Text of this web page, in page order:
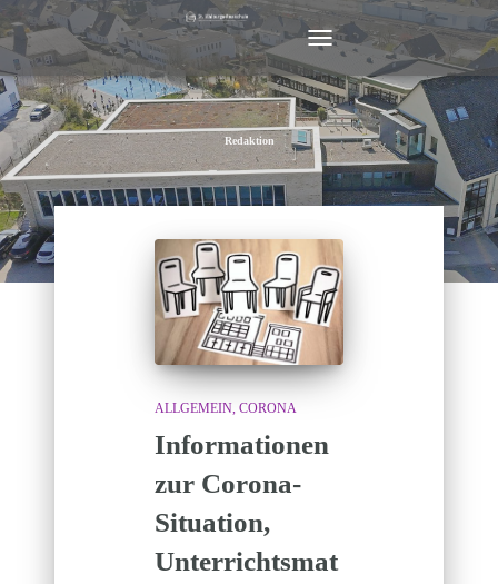
NAVIGATION
UMSCHALTEN
Redaktion
ALLGEMEIN CORONA
Informationen
zur Corona-
Situation,
Unterrichtsmat